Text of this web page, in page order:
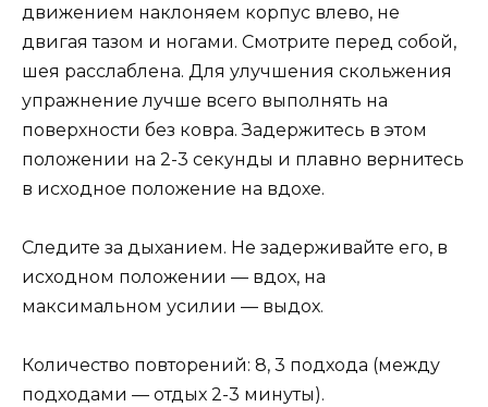
движением наклоняем корпус влево, не
двигая тазом и ногами. Смотрите перед собой,
шея расслаблена. Для улучшения скольжения
упражнение лучше всего выполнять на
поверхности без ковра. Задержитесь в этом
положении на 2-3 секунды и плавно вернитесь
в исходное положение на вдохе.
Следите за дыханием. Не задерживайте его, в
исходном положении — вдох, на
максимальном усилии — выдох.
Количество повторений: 8, 3 подхода (между
подходами — отдых 2-3 минуты).